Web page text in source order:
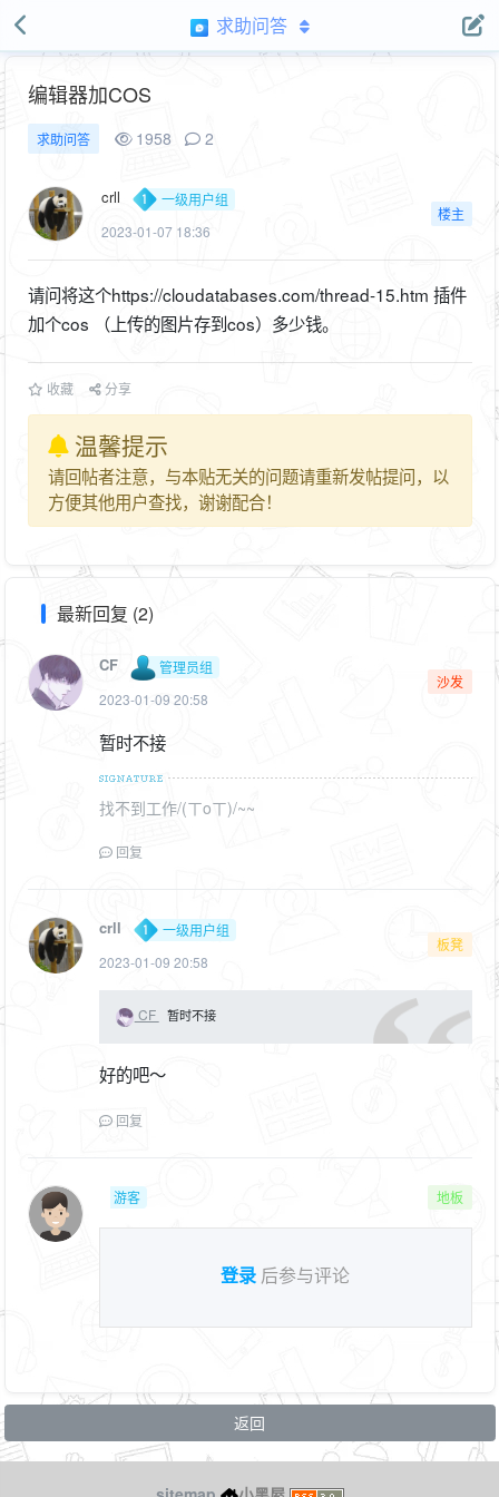
求助问答
编辑器加COS
求助问答 1958 2
crll
一级用户组
2023-01-07 18:36
楼主
请问将这个https://cloudatabases.com/thread-15.htm 插件
加个cos （上传的图片存到cos）多少钱。
收藏 分享
温馨提示
请回帖者注意，与本贴无关的问题请重新发帖提问，以
方便其他用户查找，谢谢配合！
最新回复 (2)
CF
管理员组
2023-01-09 20:58
沙发
暂时不接
找不到工作/(ㄒoㄒ)/~~
回复
crll
一级用户组
2023-01-09 20:58
板凳
CF 暂时不接
好的吧～
回复
游客 地板
登录 后参与评论
返回